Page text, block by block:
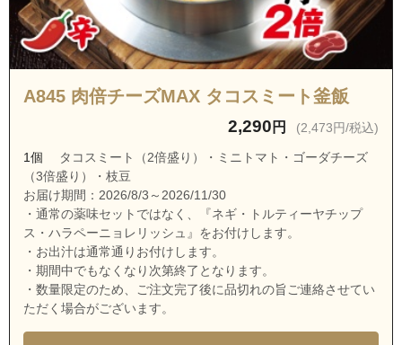
埼玉県ふじみ野市桜ケ丘２丁目
埼玉県ふじみ野市桜ケ丘３丁目
埼玉県ふじみ野市鶴ケ岡２丁目
埼玉県ふじみ野市鶴ケ岡３丁目
埼玉県ふじみ野市鶴ケ岡４丁目
埼玉県ふじみ野市鶴ケ岡５丁目
埼玉県ふじみ野市鶴ケ舞１丁目
埼玉県ふじみ野市鶴ケ舞２丁目
埼玉県ふじみ野市鶴ケ舞３丁目
埼玉県ふじみ野市苗間
埼玉県ふじみ野市苗間１丁目
A845 肉倍チーズMAX タコスミート釜飯
2,290 円 (2,473円/税込)
1個
タコスミート（2倍盛り）・ミニトマト・ゴーダチーズ
（3倍盛り）・枝豆
お届け期間：2026/8/3～2026/11/30
・通常の薬味セットではなく、『ネギ・トルティーヤチップ
ス・ハラペーニョレリッシュ』をお付けします。
・お出汁は通常通りお付けします。
・期間中でもなくなり次第終了となります。
・数量限定のため、ご注文完了後に品切れの旨ご連絡させてい
ただく場合がございます。